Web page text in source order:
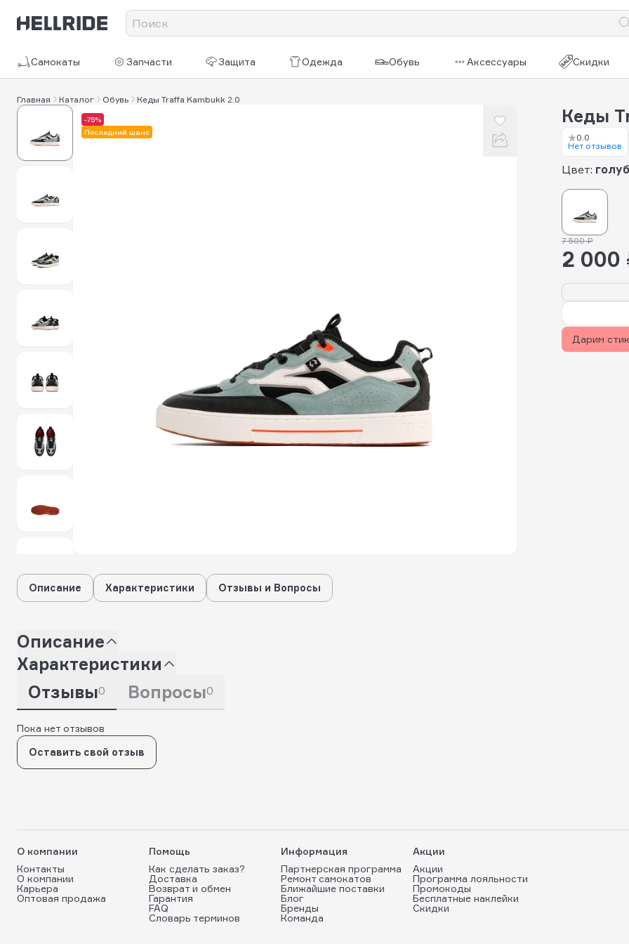
Самокаты Запчасти Защита Одежда Обувь Аксессуары Скидки
Главная Каталог Обувь Кеды Traffa Kambukk 2.0
-75%
Последний шанс
Кеды
0.0
Нет отзывов
Цвет:
7 500 ₽
2 000
Дарим
Описание Характеристики Отзывы и Вопросы
Описание
Характеристики
Отзывы0 Вопросы0
Пока нет отзывов
Оставить свой отзыв
О компании
Контакты
О компании
Карьера
Оптовая продажа
Помощь
Как сделать заказ?
Доставка
Возврат и обмен
Гарантия
FAQ
Словарь терминов
Информация
Партнерская программа
Ремонт самокатов
Ближайшие поставки
Блог
Бренды
Команда
Акции
Акции
Программа лояльности
Промокоды
Бесплатные наклейки
Скидки